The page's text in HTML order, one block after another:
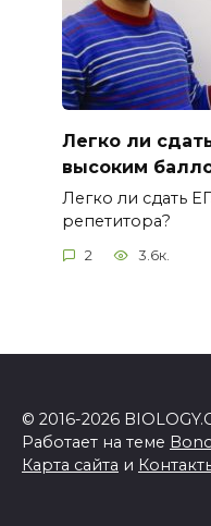
Легко ли
высоким
Легко ли сдать
репетитора?
2 3.6к.
© 2016-2026
Работает на теме
Карта сайта и